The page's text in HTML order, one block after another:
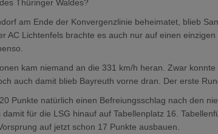
Thüringer Waldes?
am Ende der Konvergenzlinie beheimatet, blieb
AC Lichtenfels brachte es auch nur auf einen
kam niemand an die 331 km/h heran. Zwar
auch damit blieb Bayreuth vorne dran. Der erste
Punkte natürlich einen Befreiungsschlag nach den
für die LSG hinauf auf Tabellenplatz 16.
auf jetzt schon 17 Punkte ausbauen.